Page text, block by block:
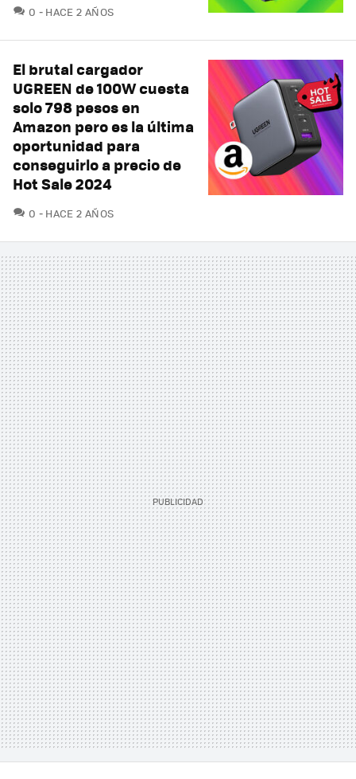
0 COMENTARIOS
HACE 2 AÑOS
El brutal cargador
UGREEN de 100W cuesta
solo 798 pesos en
Amazon pero es la última
oportunidad para
conseguirlo a precio de
Hot Sale 2024
0 COMENTARIOS
HACE 2 AÑOS